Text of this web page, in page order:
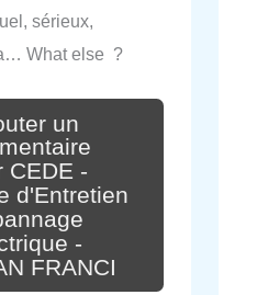
sérieux,
What else ?
un
CEDE -
d'Entretien
-
FRANCI